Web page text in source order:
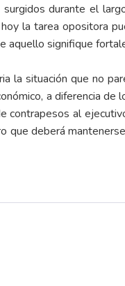
surgidos durante el
la tarea opositora
aquello signifique
la situación que no
a diferencia de
contrapesos al
que deberá